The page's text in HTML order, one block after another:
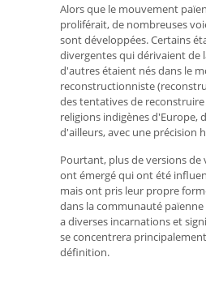
Alors que le mouvement
proliférait, de nombreuses
sont développées. Certains
divergentes qui dérivaient de
d'autres étaient nés dans le
reconstructionniste
des tentatives de reconstruire
religions indigènes d'Europe,
d'ailleurs, avec une précision
Pourtant, plus de versions de
ont émergé qui ont été
mais ont pris leur propre
dans la communauté païenne
a diverses incarnations et
se concentrera
définition.